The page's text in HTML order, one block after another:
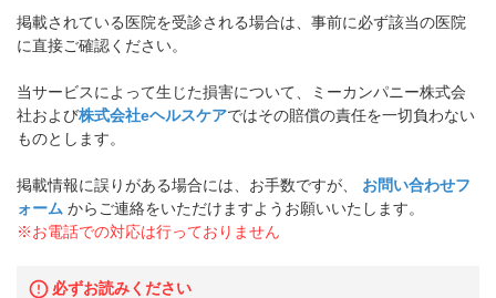
掲載されている医院を受診される場合は、事前に必ず該当の医院
に直接ご確認ください。
当サービスによって生じた損害について、ミーカンパニー株式会
社および株式会社eヘルスケアではその賠償の責任を一切負わない
ものとします。
掲載情報に誤りがある場合には、お手数ですが、
お問い合わせフ
ォーム からご連絡をいただけますようお願いいたします。
※お電話での対応は行っておりません
必ずお読みください